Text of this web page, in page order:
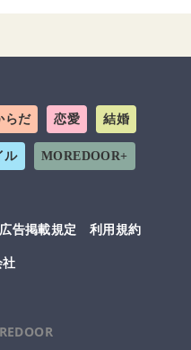
らだ 恋愛 結婚
ル MOREDOOR+
広告掲載規定
利用規約